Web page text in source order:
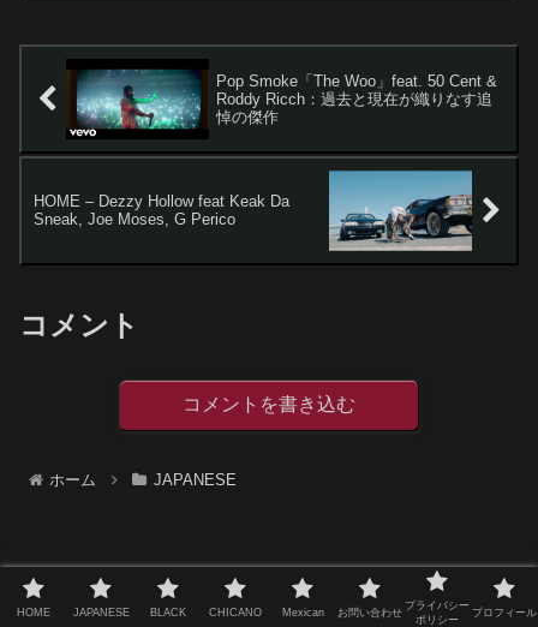
Pop Smoke「The Woo」feat. 50 Cent &
Roddy Ricch：過去と現在が織りなす追
悼の傑作
HOME – Dezzy Hollow feat Keak Da
Sneak, Joe Moses, G Perico
コメント
コメントを書き込む
ホーム JAPANESE
スポンサーリンク
HOME JAPANESE BLACK CHICANO Mexican お問い合わせ
プライバシー
ポリシー
プロフィール